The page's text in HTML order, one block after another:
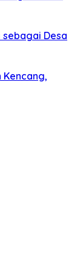
sebagai Desa
Kencang,